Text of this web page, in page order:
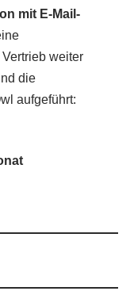
mit E-Mail-
weiter
die
aufgeführt: